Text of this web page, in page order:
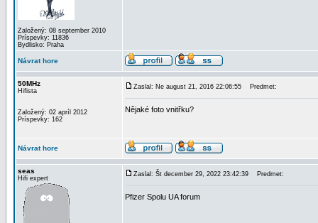
Založený: 08 september 2010
Príspevky: 11836
Bydlisko: Praha
Návrat hore
50MHz
Hifista
Založený: 02 apríl 2012
Príspevky: 162
Zaslal: Ne august 21, 2016 22:06:55 Predmet:
Nějaké foto vnitřku?
Návrat hore
seas
Hifi expert
Zaslal: Št december 29, 2022 23:42:39 Predmet:
Pfizer Spolu UA forum